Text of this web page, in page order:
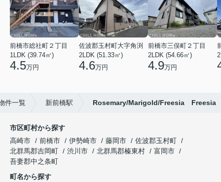
前橋市総社町２丁目
1LDK (39.74㎡)
4.5万円
佐波郡玉村町大字角渕
2LDK (51.33㎡)
4.6万円
前橋市三俣町２丁目
2LDK (54.66㎡)
4.9万円
件一覧 新前橋駅 Rosemary/Marigold/Freesia Freesia
市区町村から探す
高崎市
前橋市 伊勢崎市 藤岡市
佐波郡玉村町
北群馬郡吉岡町
渋川市 北群馬郡榛東村
富岡市
吾妻郡中之条町
町名から探す